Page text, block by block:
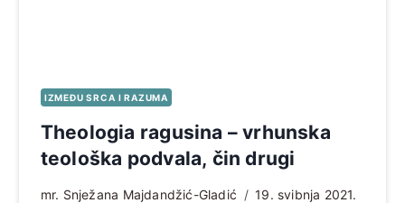
IZMEĐU SRCA I RAZUMA
Theologia ragusina – vrhunska
teološka podvala, čin drugi
mr. Snježana Majdandžić-Gladić 19. svibnja 2021.